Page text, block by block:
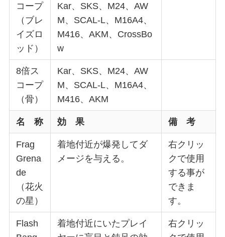
コープ
（ブレ
イズロ
ッド）
Kar、SKS、M24、AW
M、SCAL-L、M16A4、
M416、AKM、CrossBo
w
8倍ス
コープ
（骨）
Kar、SKS、M24、AW
M、SCAL-L、M16A4、
M416、AKM
名 称 効 果 備 考
Frag
Grena
de
（花火
の星）
着地付近が爆発してダ
メージを与える。
右クリッ
クで使用
する事が
できま
す。
Flash
着地付近にいたプレイ
右クリッ